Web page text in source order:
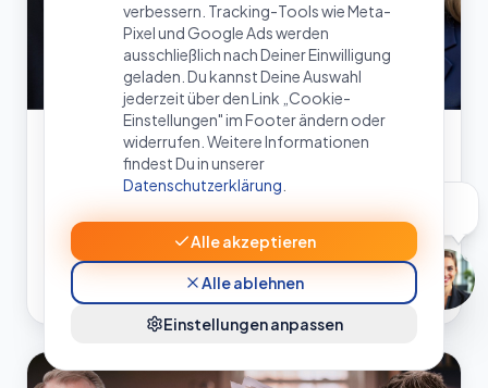
Branchen-Interview
World Employment Confederation: Was der
World Employment Confederation im Fokus: Bettina
Schaller und Martin Klingen über Toronto, Rom 2027
und was der WEC für deutsche Personaldienstleister
leistet.
9 Min.
Podcast? 🎙️
verbessern. Tracking-Tools wie Meta-
Pixel und Google Ads werden
ausschließlich nach Deiner Einwilligung
geladen. Du kannst Deine Auswahl
jederzeit über den Link „Cookie-
Einstellungen" im Footer ändern oder
widerrufen. Weitere Informationen
findest Du in unserer
Datenschutzerklärung
Alle akzeptieren
Alle ablehnen
Einstellungen anpassen